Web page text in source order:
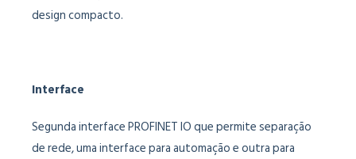
design compacto.
Interface
Segunda interface PROFINET IO que permite separação
de rede, uma interface para automação e outra para